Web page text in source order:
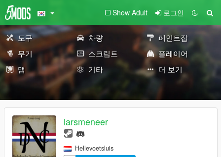
Show Adult 로그인
도구 차량
페인트잡
무기
스크립트
플레이어
맵
기타 더 보기
larsmeneer
Hellevoetsluis